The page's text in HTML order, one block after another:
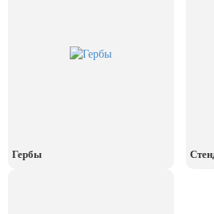
День ВМФ (последнее воскресенье
Гербы